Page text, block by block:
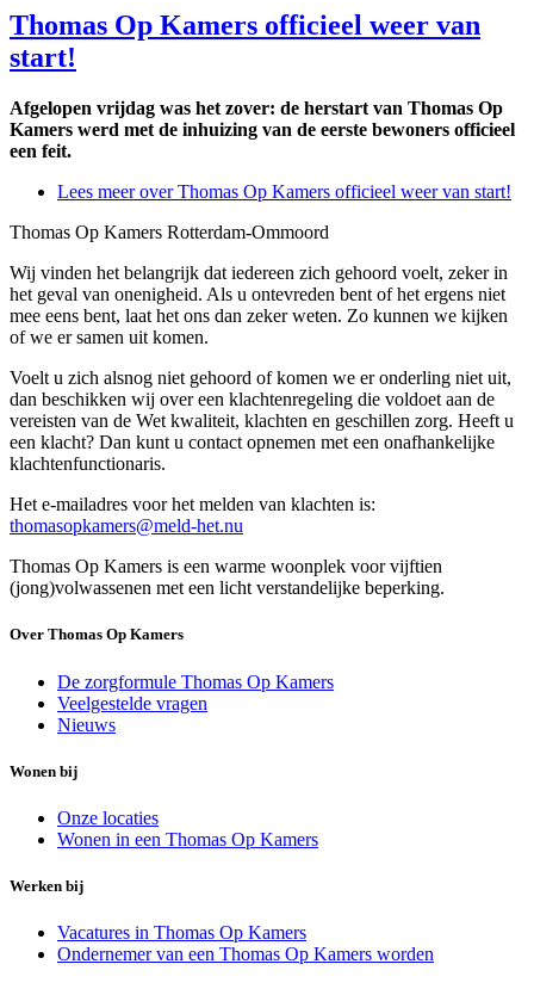
Thomas Op Kamers officieel weer van
start!
Afgelopen vrijdag was het zover: de herstart van Thomas Op
Kamers werd met de inhuizing van de eerste bewoners officieel
een feit.
Lees meerover Thomas Op Kamers officieel weer van start!
Thomas Op Kamers Rotterdam-Ommoord
Wij vinden het belangrijk dat iedereen zich gehoord voelt, zeker in
het geval van onenigheid. Als u ontevreden bent of het ergens niet
mee eens bent, laat het ons dan zeker weten. Zo kunnen we kijken
of we er samen uit komen.
Voelt u zich alsnog niet gehoord of komen we er onderling niet uit,
dan beschikken wij over een klachtenregeling die voldoet aan de
vereisten van de Wet kwaliteit, klachten en geschillen zorg. Heeft u
een klacht? Dan kunt u contact opnemen met een onafhankelijke
klachtenfunctionaris.
Het e-mailadres voor het melden van klachten is:
thomasopkamers@meld-het.nu
Thomas Op Kamers is een warme woonplek voor vijftien
(jong)volwassenen met een licht verstandelijke beperking.
Over Thomas Op Kamers
De zorgformule Thomas Op Kamers
Veelgestelde vragen
Nieuws
Wonen bij
Onze locaties
Wonen in een Thomas Op Kamers
Werken bij
Vacatures in Thomas Op Kamers
Ondernemer van een Thomas Op Kamers worden